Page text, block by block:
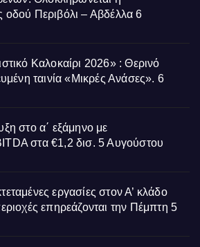
Περιβόλι – Αβδέλλα 6
Καλοκαίρι 2026» : Θερινό
ταινία «Μικρές Ανάσες». 6
στο α΄ εξάμηνο με
στα €1,2 δισ. 5 Αυγούστου
εργασίες στον Α’ κλάδο
επηρεάζονται την Πέμπτη 5